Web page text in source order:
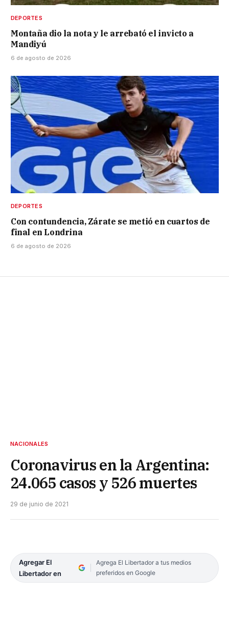
DEPORTES
Montaña dio la nota y le arrebató el invicto a
Mandiyú
6 de agosto de 2026
DEPORTES
Con contundencia, Zárate se metió en cuartos de
final en Londrina
6 de agosto de 2026
NACIONALES
Coronavirus en la Argentina:
24.065 casos y 526 muertes
29 de junio de 2021
Agregar El
Libertador en
Agrega El Libertador a tus medios
preferidos en Google